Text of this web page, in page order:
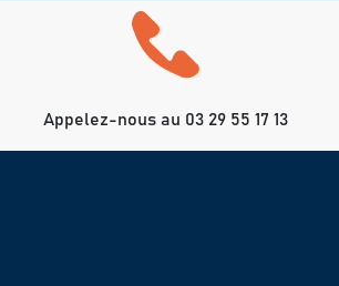
Appelez-nous au 03 29 55 17 13